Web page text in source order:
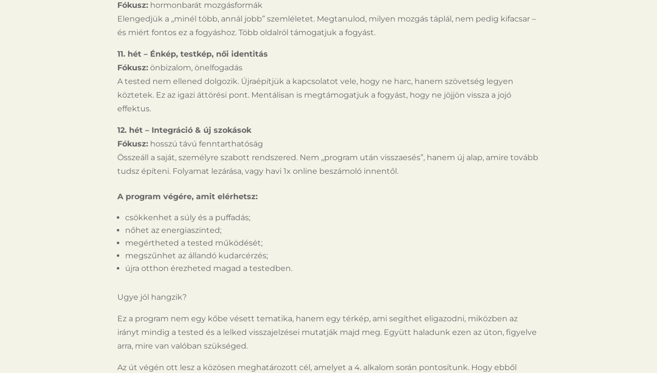
Fókusz: hormonbarát mozgásformák
Elengedjük a „minél több, annál jobb” szemléletet. Megtanulod, milyen mozgás táplál, nem pedig kifacsar –
és miért fontos ez a fogyáshoz. Több oldalról támogatjuk a fogyást.
11. hét – Énkép, testkép, női identitás
Fókusz: önbizalom, önelfogadás
A tested nem ellened dolgozik. Újraépítjük a kapcsolatot vele, hogy ne harc, hanem szövetség legyen
köztetek. Ez az igazi áttörési pont. Mentálisan is megtámogatjuk a fogyást, hogy ne jöjjön vissza a jojó
effektus.
12. hét – Integráció & új szokások
Fókusz: hosszú távú fenntarthatóság
Összeáll a saját, személyre szabott rendszered. Nem „program után visszaesés”, hanem új alap, amire tovább
tudsz építeni. Folyamat lezárása, vagy havi 1x online beszámoló innentől.
A program végére, amit elérhetsz:
csökkenhet a súly és a puffadás;
nőhet az energiaszinted;
megértheted a tested működését;
megszűnhet az á llandó kudarcérzés;
újra otthon érezheted magad a testedben.
Ugye jól hangzik?
Ez a program nem egy kőbe vésett tematika, hanem egy térkép, ami segíthet eligazodni, miközben az
irányt mindig a tested és a lelked visszajelzései mutatják majd meg. Együtt haladunk ezen az úton, figyelve
arra, mire van valóban szükséged.
Az út végén ott lesz a közösen meghatározott cél, amelyet a 4. alkalom során pontosítunk. Hogy ebből